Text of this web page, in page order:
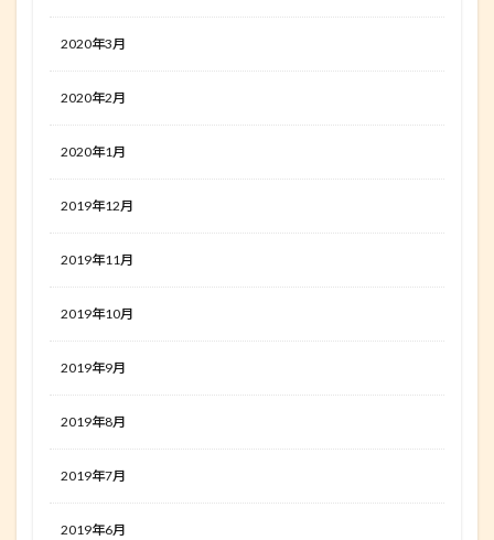
2020年3月
2020年2月
2020年1月
2019年12月
2019年11月
2019年10月
2019年9月
2019年8月
2019年7月
2019年6月